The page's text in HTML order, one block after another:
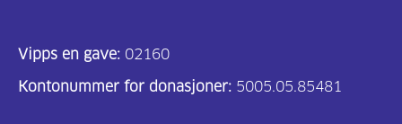
Vipps en gave: 02160
Kontonummer for donasjoner: 5005.05.85481